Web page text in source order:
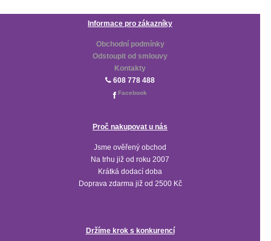
Informace pro zákazníky
Obchodní podmínky
Odstoupit od smlouvy
Kontakty
608 778 488
Facebook
Proč nakupovat u nás
Jsme ověřený obchod
Na trhu již od roku 2007
Krátká dodací doba
Doprava zdarma již od 2500 Kč
Držíme krok s konkurencí